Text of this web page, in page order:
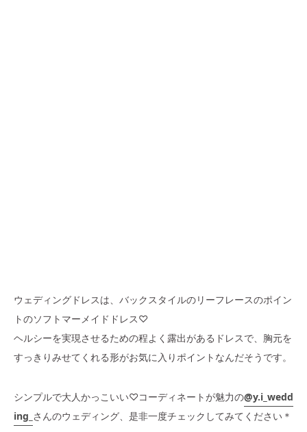
ウェディングドレスは、バックスタイルのリーフレースのポイン
トのソフトマーメイドドレス♡
ヘルシーを実現させるための程よく露出があるドレスで、胸元を
すっきりみせてくれる形がお気に入りポイントなんだそうです。
シンプルで大人かっこいい♡コーディネートが魅力の@y.i_wedd
ing_ さんのウェディング、是非一度チェックしてみてください＊